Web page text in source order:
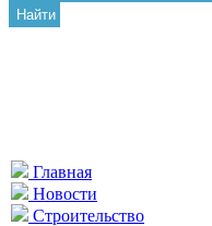
Найти
Главная
Новости
Строительство